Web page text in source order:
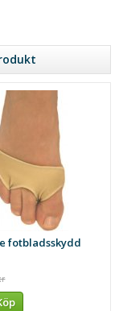
fotbladsskydd